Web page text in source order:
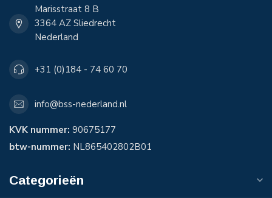
Marisstraat 8 B
3364 AZ Sliedrecht
Nederland
+31 (0)184 - 74 60 70
info@bss-nederland.nl
KVK nummer: 90675177
btw-nummer: NL865402802B01
Categorieën